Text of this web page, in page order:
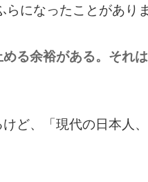
になったことがあり
る余裕がある。それ
ど、「現代の日本人